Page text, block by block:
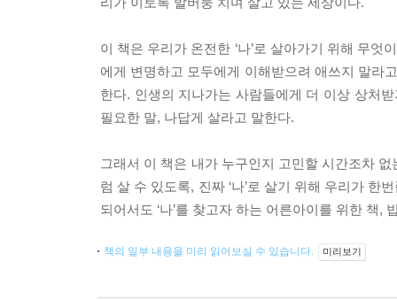
이 책은 우리가 온전한 ‘나’로 살아가기 위해 무
에게 변명하고 모두에게 이해받으려 애쓰지 말라
한다. 인생의 지나가는 사람들에게 더 이상 상처
필요한 말, 나답게 살라고 말한다.
그래서 이 책은 내가 누구인지 고민할 시간조차
럼 살 수 있도록, 진짜 ‘나’로 살기 위해 우리가
되어서도 ‘나’를 찾고자 하는 어른아이를 위한 책
책의 일부 내용을 미리 읽어보실 수 있습니다. 미리보기